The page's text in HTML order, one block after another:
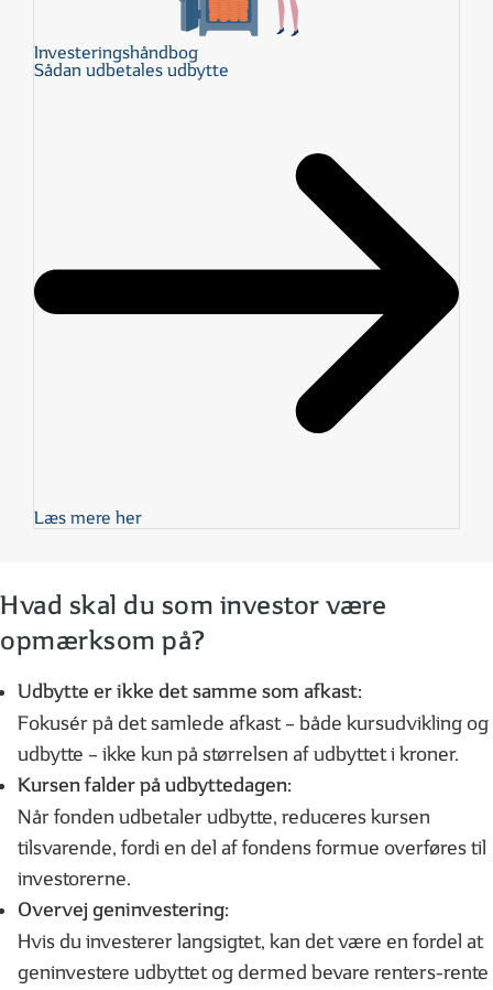
Investeringshåndbog
Sådan udbetales udbytte
Læs mere her
Hvad skal du som investor være
opmærksom på?
Udbytte er ikke det samme som afkast:
Fokusér på det samlede afkast – både kursudvikling og
udbytte – ikke kun på størrelsen af udbyttet i kroner.
Kursen falder på udbyttedagen:
Når fonden udbetaler udbytte, reduceres kursen
tilsvarende, fordi en del af fondens formue overføres til
investorerne.
Overvej geninvestering:
Hvis du investerer langsigtet, kan det være en fordel at
geninvestere udbyttet og dermed bevare renters-rente